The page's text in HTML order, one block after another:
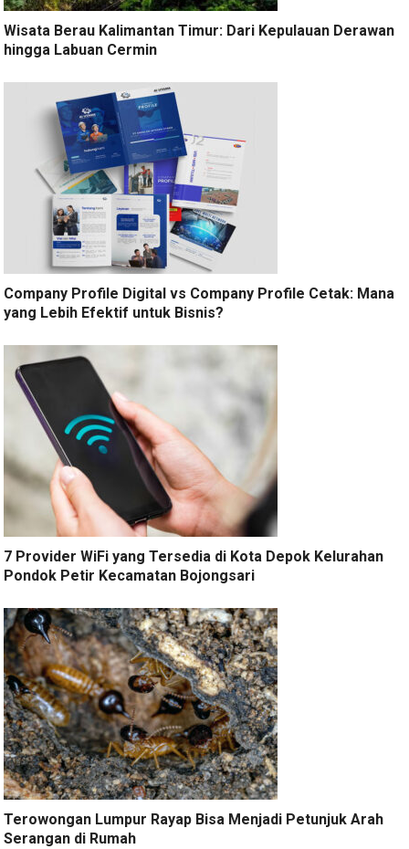
Wisata Berau Kalimantan Timur: Dari Kepulauan Derawan
hingga Labuan Cermin
Company Profile Digital vs Company Profile Cetak: Mana
yang Lebih Efektif untuk Bisnis?
7 Provider WiFi yang Tersedia di Kota Depok Kelurahan
Pondok Petir Kecamatan Bojongsari
Terowongan Lumpur Rayap Bisa Menjadi Petunjuk Arah
Serangan di Rumah